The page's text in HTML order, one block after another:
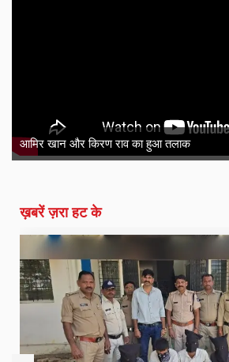
आमिर खान और किरण राव का हुआ तलाक
ख़बरें ज़रा हट के